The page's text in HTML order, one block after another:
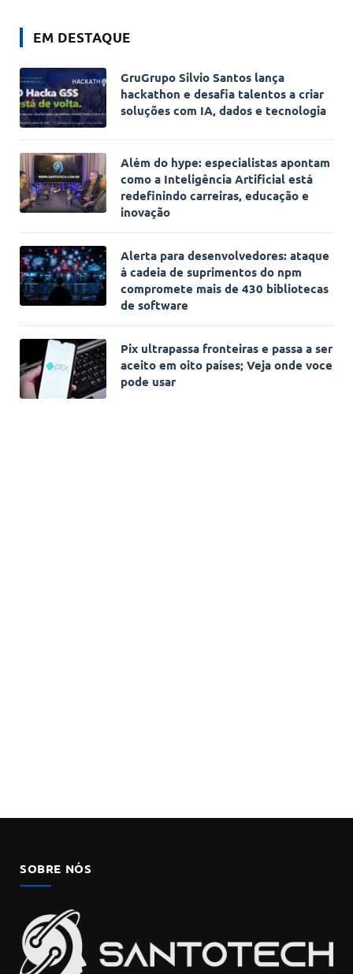
EM DESTAQUE
GruGrupo Silvio Santos lança
hackathon e desafia talentos a criar
soluções com IA, dados e tecnologia
Além do hype: especialistas apontam
como a Inteligência Artificial está
redefinindo carreiras, educação e
inovação
Alerta para desenvolvedores: ataque
à cadeia de suprimentos do npm
compromete mais de 430 bibliotecas
de software
Pix ultrapassa fronteiras e passa a ser
aceito em oito países; Veja onde voce
pode usar
SOBRE NÓS